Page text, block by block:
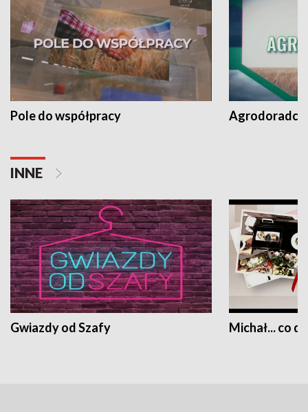
Pole do współpracy Agrodoradcy
INNE
Gwiazdy od Szafy Michał... co